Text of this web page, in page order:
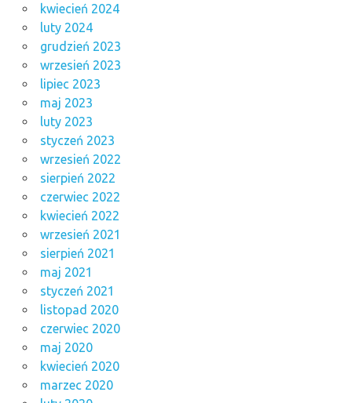
kwiecień 2024
luty 2024
grudzień 2023
wrzesień 2023
lipiec 2023
maj 2023
luty 2023
styczeń 2023
wrzesień 2022
sierpień 2022
czerwiec 2022
kwiecień 2022
wrzesień 2021
sierpień 2021
maj 2021
styczeń 2021
listopad 2020
czerwiec 2020
maj 2020
kwiecień 2020
marzec 2020